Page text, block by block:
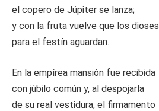
el copero de Júpiter se lanza;
y con la fruta vuelve que los dioses
para el festín aguardan.
En la empírea mansión fue recibida
con júbilo común y, al despojarla
de su real vestidura, el firmamento